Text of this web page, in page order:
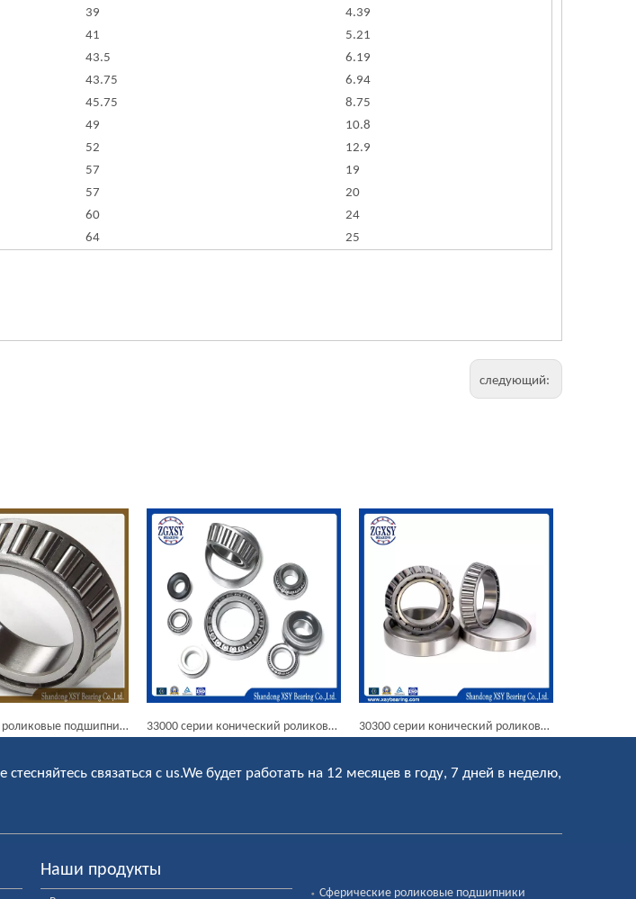
39
4.39
41
5.21
43.5
6.19
43.75
6.94
45.75
8.75
49
10.8
52
12.9
57
19
57
20
60
24
64 25
следующий:
33000 серии конический роликовый подшипник
связаться с us.We будет работать на 12 месяцев в году, 7 дней в неделю,
Наши продукты
Сферические роликовые подшипники